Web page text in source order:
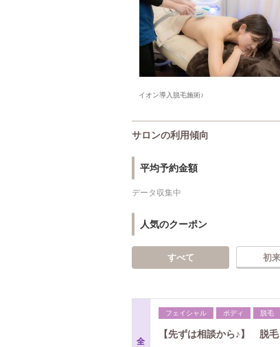
イオン導入脱毛施術♪
サロンの利用傾向
平均予約金額
データ収集中
人気のクーポン
すべて 初
全
フェイシャル ボディ 脱毛
【先ずは相談から♪】 脱